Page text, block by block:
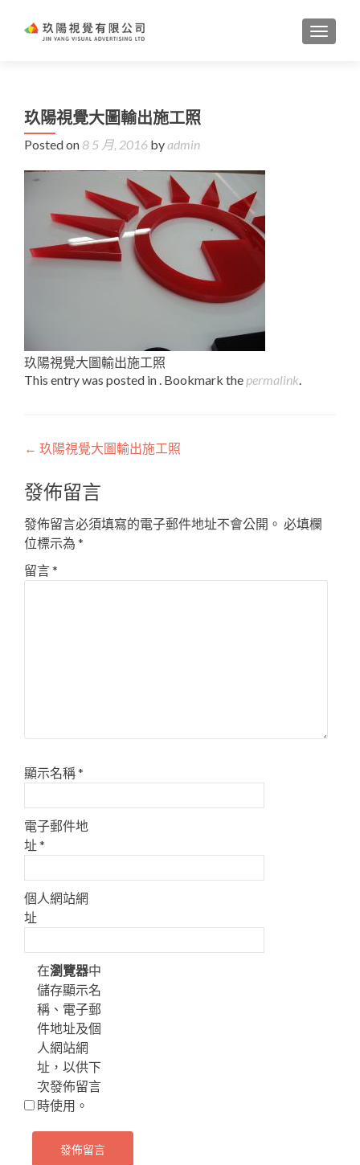
玖陽視覺大圖輸出施工照
Posted on 8 5 月, 2016 byadmin
玖陽視覺大圖輸出施工照
This entry was posted in . Bookmark the permalink.
Post
navigation
← 玖陽視覺大圖輸出施工照
發佈留言
發佈留言必須填寫的電子郵件地址不會公開。 必填欄
位標示為 *
留言*
顯示名稱*
電子郵件地
址*
個人網站網
址
在瀏覽器中
儲存顯示名
稱、電子郵
件地址及個
人網站網
址，以供下
次發佈留言
時使用。